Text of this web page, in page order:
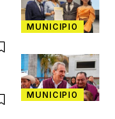
MUNICIPIO
MUNICIPIO